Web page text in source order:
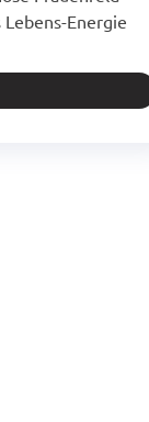
Lebens-Energie